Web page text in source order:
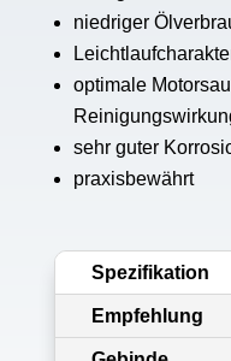
niedriger
optimale
sehr guter
praxisbewährt
Spezifikation
Empfehlung